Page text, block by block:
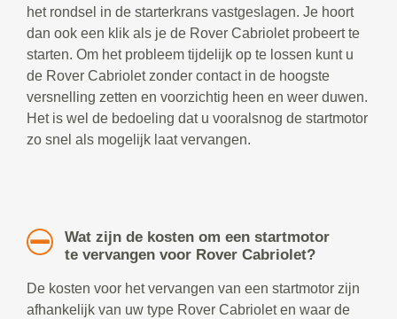
het rondsel in de starterkrans vastgeslagen. Je hoort
dan ook een klik als je de Rover Cabriolet probeert te
starten. Om het probleem tijdelijk op te lossen kunt u
de Rover Cabriolet zonder contact in de hoogste
versnelling zetten en voorzichtig heen en weer duwen.
Het is wel de bedoeling dat u vooralsnog de startmotor
zo snel als mogelijk laat vervangen.
Wat zijn de kosten om een startmotor
te vervangen voor Rover Cabriolet?
De kosten voor het vervangen van een startmotor zijn
afhankelijk van uw type Rover Cabriolet en waar de